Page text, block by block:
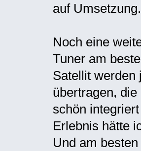
auf Umsetzung.
Noch eine
Tuner am
Satellit werden
übertragen,
schön
Erlebnis hätte
Und am